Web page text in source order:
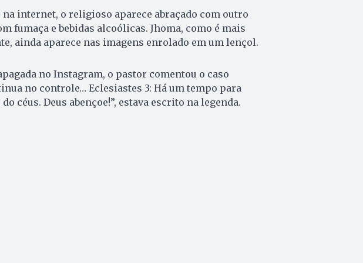
internet, o religioso aparece abraçado com outro
fumaça e bebidas alcoólicas. Jhoma, como é mais
ainda aparece nas imagens enrolado em um lençol.
no Instagram, o pastor comentou o caso
no controle… Eclesiastes 3: Há um tempo para
céus. Deus abençoe!”, estava escrito na legenda.